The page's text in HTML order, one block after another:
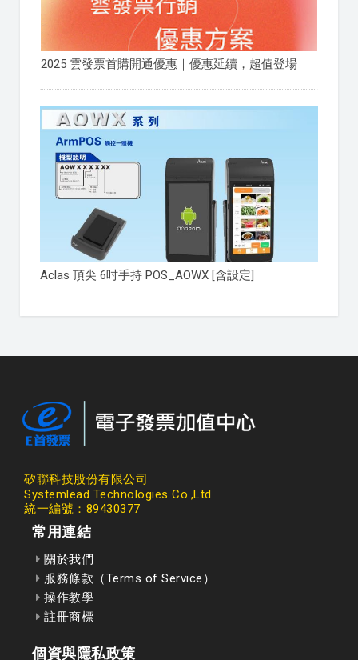
2025 雲發票首購開通優惠｜優惠延續，超值登場
Aclas 頂尖 6吋手持 POS_AOWX [含設定]
矽聯科技股份有限公司
Systemlead Technologies Co.,Ltd
統一編號：89430377
常用連結
關於我們
服務條款（Terms of Service）
操作教學
註冊商標
個資與隱私政策